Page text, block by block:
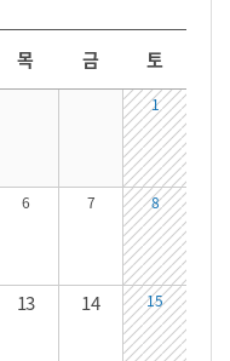
목 금 토
1
6 7 8
13 14 15